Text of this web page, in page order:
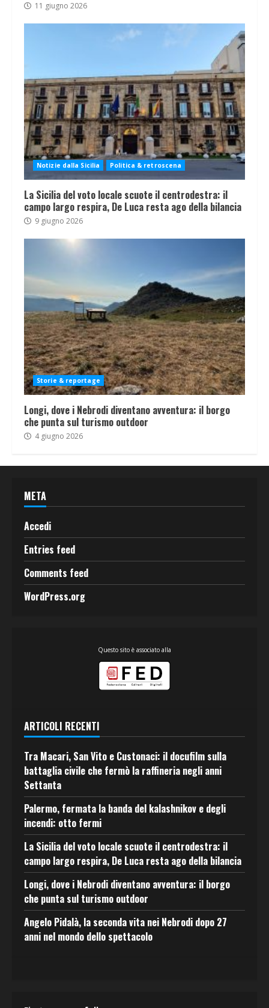
11 giugno 2026
Notizie dalla Sicilia Politica & retroscena
La Sicilia del voto locale scuote il centrodestra: il
campo largo respira, De Luca resta ago della bilancia
9 giugno 2026
Storie & reportage
Longi, dove i Nebrodi diventano avventura: il borgo
che punta sul turismo outdoor
4 giugno 2026
META
Accedi
Entries feed
Comments feed
WordPress.org
Questo sito è associato alla
ARTICOLI RECENTI
Tra Macari, San Vito e Custonaci: il docufilm sulla
battaglia civile che fermò la raffineria negli anni
Settanta
Palermo, fermata la banda del kalashnikov e degli
incendi: otto fermi
La Sicilia del voto locale scuote il centrodestra: il
campo largo respira, De Luca resta ago della bilancia
Longi, dove i Nebrodi diventano avventura: il borgo
che punta sul turismo outdoor
Angelo Pidalà, la seconda vita nei Nebrodi dopo 27
anni nel mondo dello spettacolo